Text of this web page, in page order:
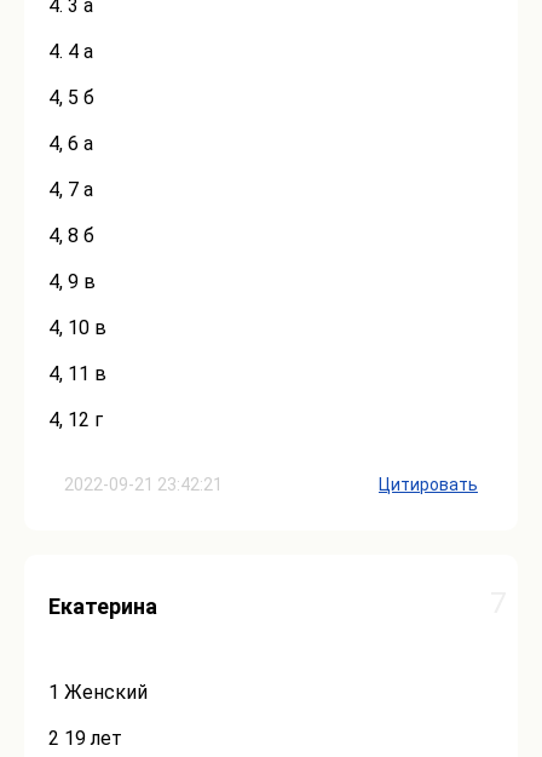
2022-09-21 23:42:21
4. 3 а
4. 4 а
4, 5 б
4, 6 а
4, 7 а
4, 8 б
4, 9 в
4, 10 в
4, 11 в
4, 12 г
Цитировать
Екатерина
1 Женский
2 19 лет